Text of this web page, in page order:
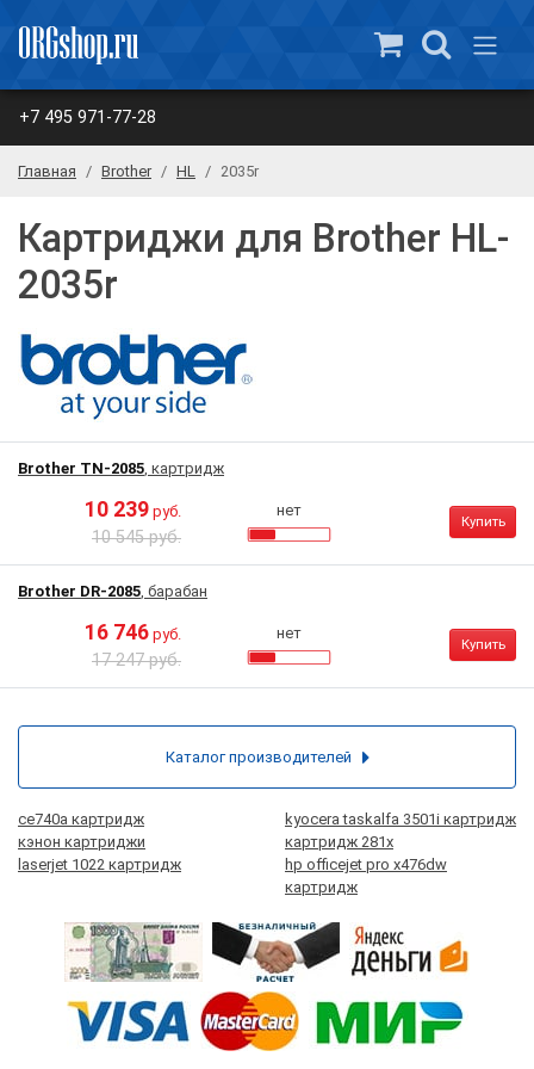
+7 495 971-77-28
Главная Brother HL 2035r
Картриджи для Brother HL-
2035r
Brother TN-2085, картридж
10 239 руб.
10 545 руб.
нет
Купить
Brother DR-2085, барабан
16 746 руб.
17 247 руб.
нет
Купить
ce740a картридж
kyocera taskalfa 3501i картридж
кэнон картриджи
картридж 281x
laserjet 1022 картридж
hp officejet pro x476dw
картридж